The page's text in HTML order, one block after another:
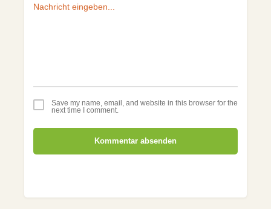
Save my name, email, and website in this browser for the
next time I comment.
Kommentar absenden